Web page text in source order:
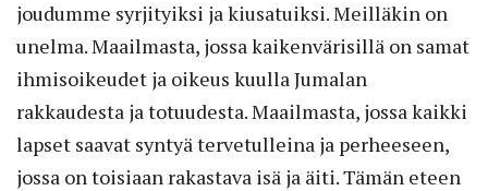
joudumme syrjityiksi ja kiusatuiksi. Meilläkin on
unelma. Maail­masta, jossa kaikenvärisillä on samat
ihmisoikeudet ja oikeus kuulla Jumalan
rakkaudesta ja totuudesta. Maailmasta, jossa kaikki
lapset saavat syntyä tervetulleina ja perheeseen,
jossa on toisiaan rakastava isä ja äiti. Tämän eteen